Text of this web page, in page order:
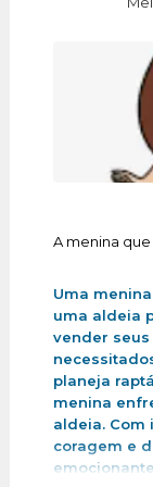
Uma
uma aldeia
vender
planeja
menina
aldeia. Com
coragem e